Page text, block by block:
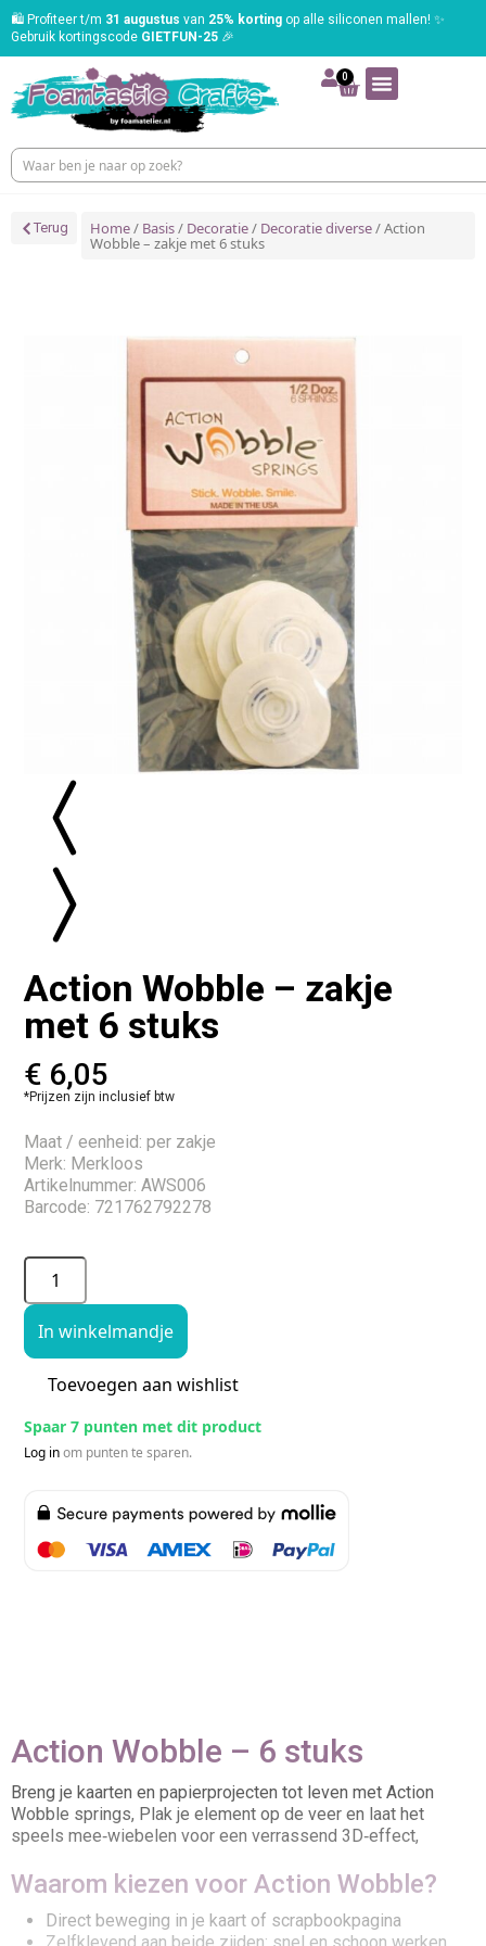
🛍️ Profiteer t/m 31 augustus van 25% korting op alle siliconen mallen! ✨
Gebruik kortingscode GIETFUN-25 🎉
0
Terug Home/ Basis/ Decoratie/ Decoratie diverse/ Action
Wobble – zakje met 6 stuks
Action Wobble – zakje
met 6 stuks
€ 6,05
*Prijzen zijn inclusief btw
Maat / eenheid: per zakje
Merk: Merkloos
Artikelnummer: AWS006
Barcode: 721762792278
In winkelmandje
Toevoegen aan wishlist
Spaar 7 punten met dit product
Log inom punten te sparen.
Action Wobble – 6 stuks
Breng je kaarten en papierprojecten tot leven met Action
Wobble springs, Plak je element op de veer en laat het
speels mee‑wiebelen voor een verrassend 3D‑effect,
Waarom kiezen voor Action Wobble?
Direct beweging in je kaart of scrapbookpagina
Zelfklevend aan beide zijden: snel en schoon werken